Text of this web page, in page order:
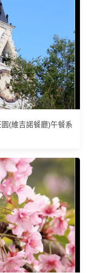
(維吉諾餐廳)午餐系